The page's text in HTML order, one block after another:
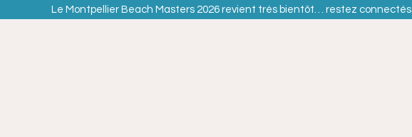
Le Montpellier Beach Masters 2026 revient très bientôt… restez connectés